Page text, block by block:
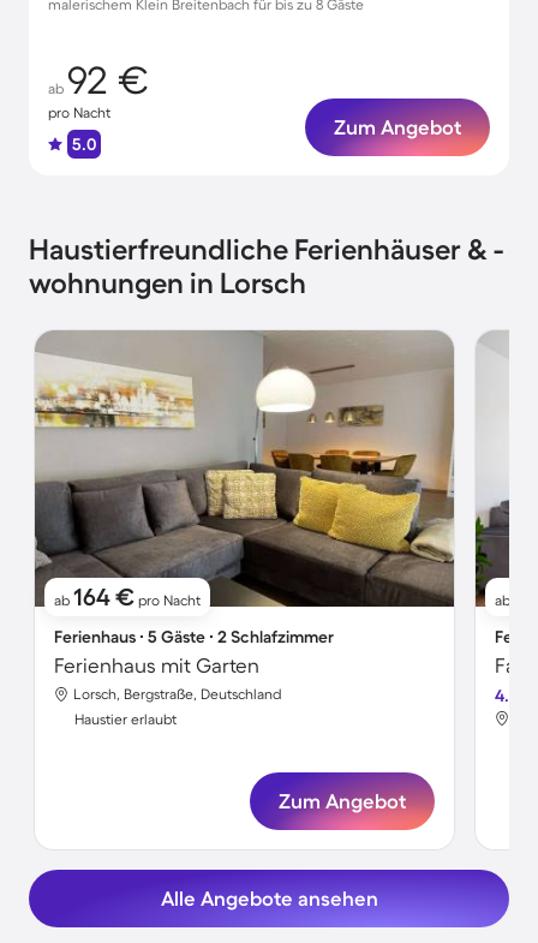
malerischem Klein Breitenbach für bis zu 8 Gäste
ab 92 €
pro Nacht
5.0
Zum Angebot
Haustierfreundliche Ferienhäuser & -
wohnungen in Lorsch
ab 164 € pro Nacht
Ferienhaus ∙ 5 Gäste ∙ 2 Schlafzimmer
Ferienhaus mit Garten
Lorsch, Bergstraße, Deutschland
Haustier erlaubt
Zum Angebot
ab
4.5
Alle Angebote ansehen